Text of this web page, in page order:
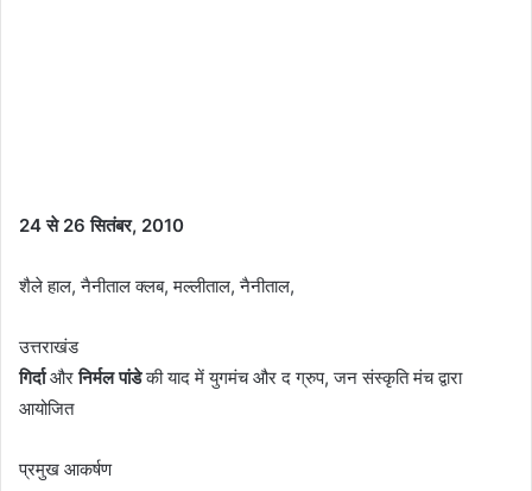
24 से 26 सितंबर, 2010
शैले हाल, नैनीताल क्लब, मल्लीताल, नैनीताल,
उत्तराखंड
गिर्दाऔरनिर्मल पांडेकी याद में युगमंच और द ग्रुप, जन संस्कृति मंच द्वारा
आयोजित
प्रमुख आकर्षण